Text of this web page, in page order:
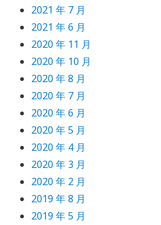
2021 年 7 月
2021 年 6 月
2020 年 11 月
2020 年 10 月
2020 年 8 月
2020 年 7 月
2020 年 6 月
2020 年 5 月
2020 年 4 月
2020 年 3 月
2020 年 2 月
2019 年 8 月
2019 年 5 月